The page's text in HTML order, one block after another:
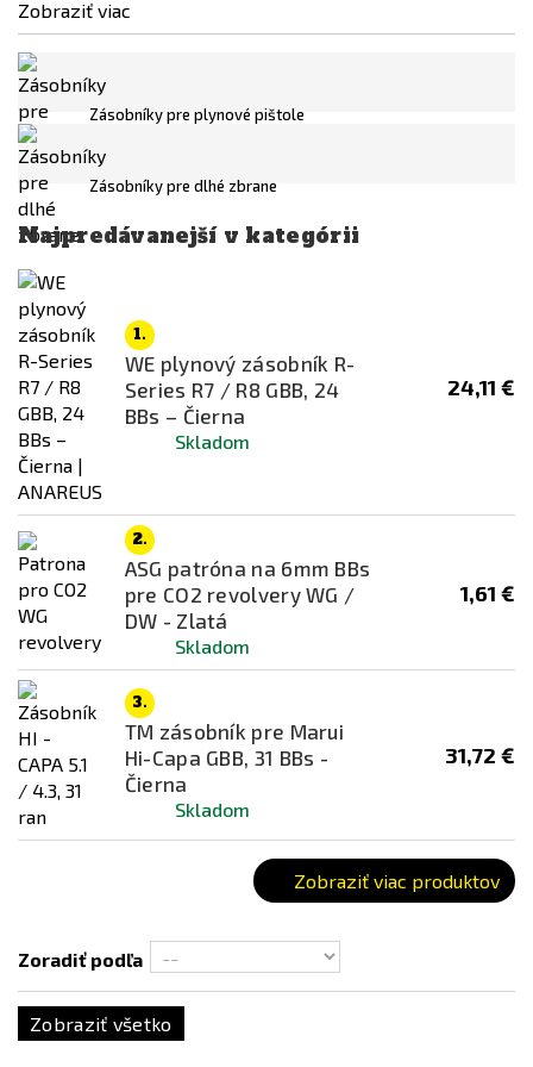
EPES
KRYTAC
KWC
Lambda Defence
Legends
Maruzen
Northeast
NOVRITSCH
RAVEN
SIG AIR
Specna Arms
Tokyo Marui
UMAREX
VORSK
WE
Cena
1€ 135€
skladem
na cestě
Není skladem
Farba
Černá / Kombinácia
Červená
Chameleon (Electroplated)
Čierna
Dark Earth (FDE)
Hnedá
Ostatní
Transparentná
Zlatá
Zobraziť viac
Zásobníky pre plynové pištole
Zásobníky pre dlhé zbrane
Najpredávanejší v kategórii
1.
WE plynový zásobník R-
Series R7 / R8 GBB, 24
BBs – Čierna
Skladom
24,11 €
2.
ASG patróna na 6mm BBs
pre CO2 revolvery WG /
DW - Zlatá
Skladom
1,61 €
3.
TM zásobník pre Marui
Hi-Capa GBB, 31 BBs -
Čierna
Skladom
31,72 €
Zobraziť viac produktov
Zoradiť podľa
Zobraziť všetko